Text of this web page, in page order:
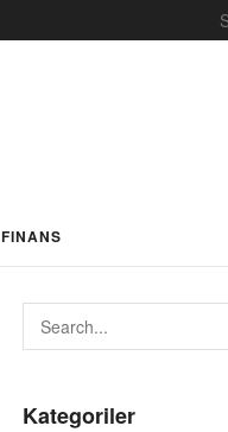
FINANS
Kategoriler